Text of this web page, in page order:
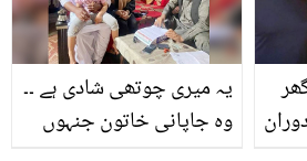
یہ میری چوتھی شادی ہے ۔۔
وہ جاپانی خاتون جنہوں